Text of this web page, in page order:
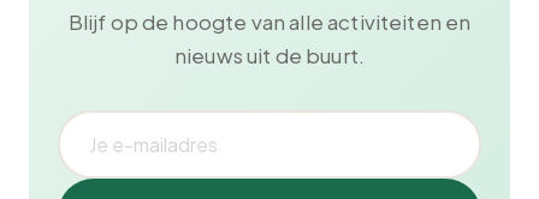
Blijf op de hoogte van alle activiteiten en
nieuws uit de buurt.